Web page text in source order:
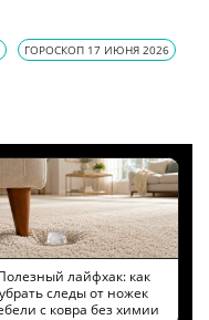
ГОРОСКОП 17 ИЮНЯ 2026
лайфхак: как
убрать следы от ножек
с ковра без химии